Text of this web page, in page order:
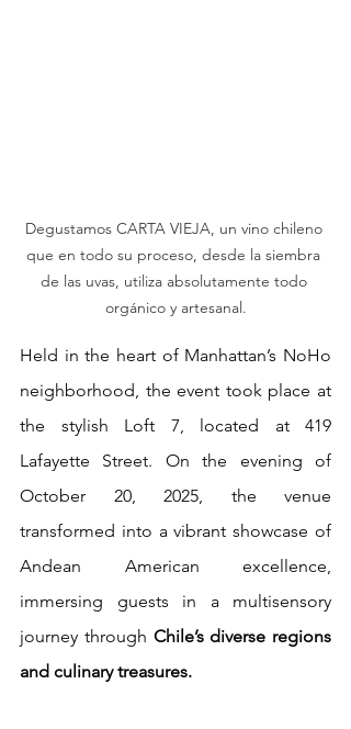
Degustamos CARTA VIEJA, un vino chileno
que en todo su proceso, desde la siembra
de las uvas, utiliza absolutamente todo
orgánico y artesanal.
Held in the heart of Manhattan’s NoHo
neighborhood, the event took place at
the stylish Loft 7, located at 419
Lafayette Street. On the evening of
October 20, 2025, the venue
transformed into a vibrant showcase of
Andean American excellence,
immersing guests in a multisensory
journey through Chile’s diverse regions
and culinary treasures.